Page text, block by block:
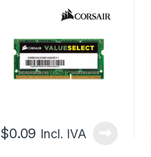
C11 DDR3 SO-DIMM
4GB PC3-12800
1600MHZ
$0.09 Incl. IVA